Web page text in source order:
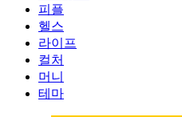
피플
헬스
라이프
컬처
머니
테마